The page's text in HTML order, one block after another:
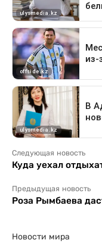
Следующая новость
Куда уехал
Предыдущая новость
Роза Рымбаева
Новости мира